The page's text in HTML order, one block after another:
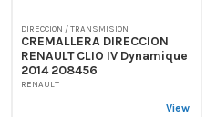
DIRECCION / TRANSMISION
CREMALLERA DIRECCION
RENAULT CLIO IV Dynamique
2014 208456
RENAULT
View